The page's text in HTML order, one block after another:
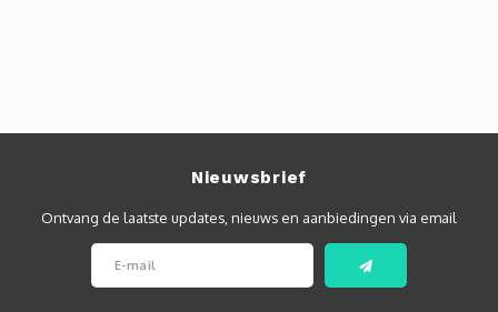
Nieuwsbrief
Ontvang de laatste updates, nieuws en aanbiedingen via email